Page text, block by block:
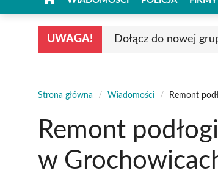
UWAGA! Dołącz do nowej
Strona główna / Wiadomości / Remont
Remont
w